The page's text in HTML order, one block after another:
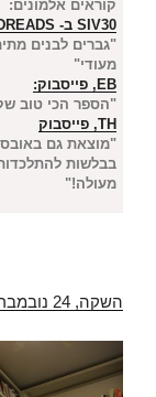
:
מתים" הוא אחד
שקראתי בעברית
הזו את
הסיפור, והכתיבה